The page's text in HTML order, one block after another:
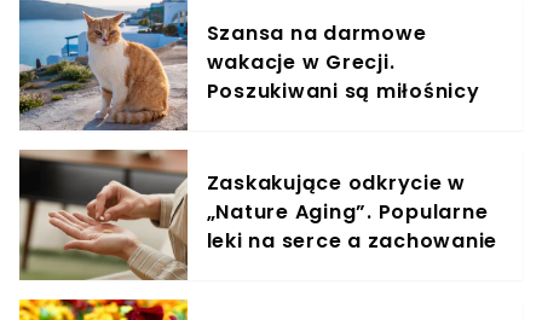
Szansa na darmowe
wakacje w Grecji.
Poszukiwani są miłośnicy
Zaskakujące odkrycie w
„Nature Aging”. Popularne
leki na serce a zachowanie